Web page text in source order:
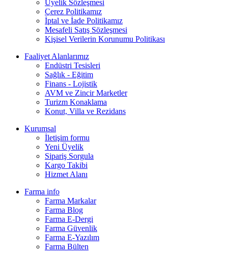
Üyelik Sözleşmesi
Çerez Politikamız
İptal ve İade Politikamız
Mesafeli Satış Sözleşmesi
Kişisel Verilerin Korunumu Politikası
Faaliyet Alanlarımız
Endüstri Tesisleri
Sağlık - Eğitim
Finans - Lojistik
AVM ve Zincir Marketler
Turizm Konaklama
Konut, Villa ve Rezidans
Kurumsal
İletişim formu
Yeni Üyelik
Sipariş Sorgula
Kargo Takibi
Hizmet Alanı
Farma info
Farma Markalar
Farma Blog
Farma E-Dergi
Farma Güvenlik
Farma E-Yazılım
Farma Bülten